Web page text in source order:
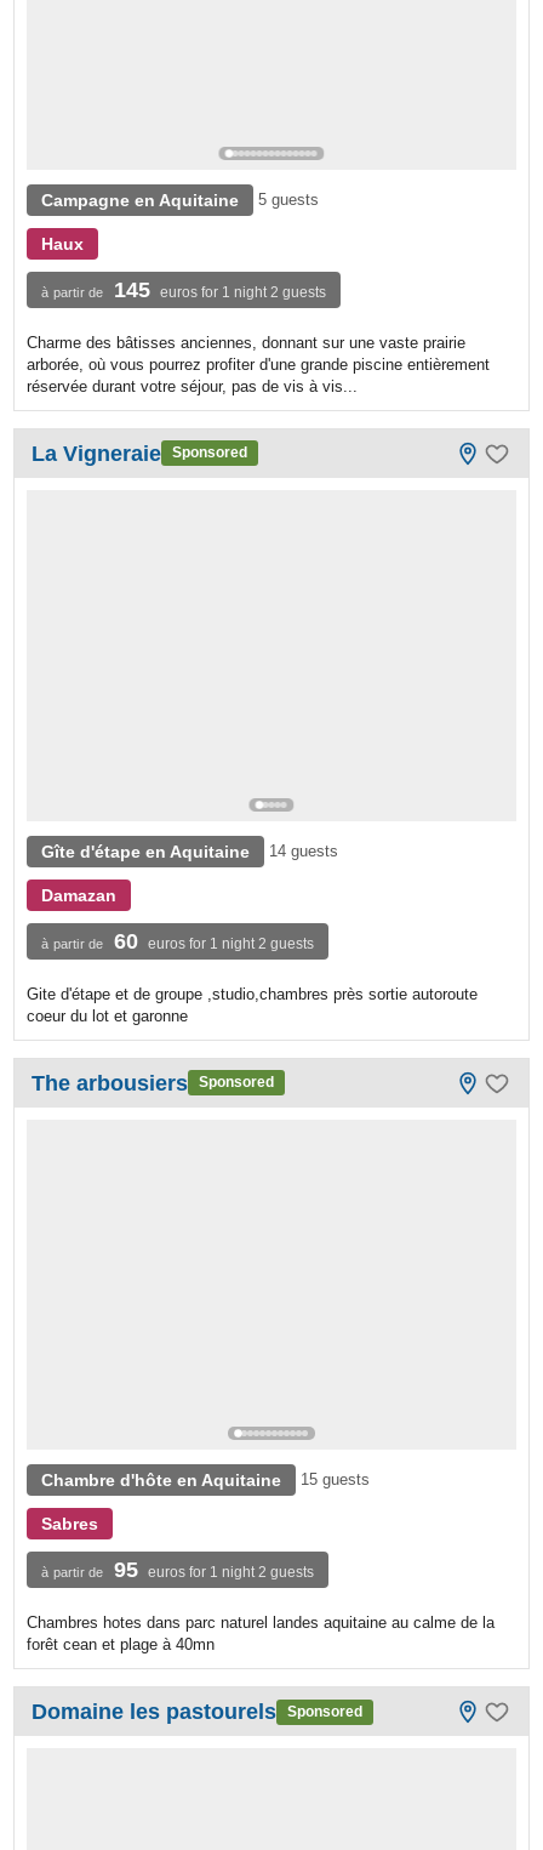
Campagne en Aquitaine 5 guests
Haux
à partir de 145 euros for 1 night 2 guests
Charme des bâtisses anciennes, donnant sur une vaste prairie
arborée, où vous pourrez profiter d'une grande piscine entièrement
réservée durant votre séjour, pas de vis à vis...
La Vigneraie Sponsored
Gîte d'étape en Aquitaine 14 guests
Damazan
à partir de 60 euros for 1 night 2 guests
Gite d'étape et de groupe ,studio,chambres près sortie autoroute
coeur du lot et garonne
The arbousiers Sponsored
Chambre d'hôte en Aquitaine 15 guests
Sabres
à partir de 95 euros for 1 night 2 guests
Chambres hotes dans parc naturel landes aquitaine au calme de la
forêt cean et plage à 40mn
Domaine les pastourels Sponsored